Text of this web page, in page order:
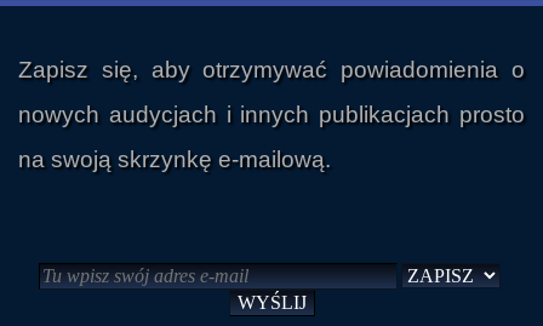
Zapisz się, aby otrzymywać powiadomienia o
nowych audycjach i innych publikacjach prosto
na swoją skrzynkę e-mailową.